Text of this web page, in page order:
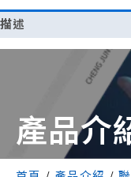
描述
產品介